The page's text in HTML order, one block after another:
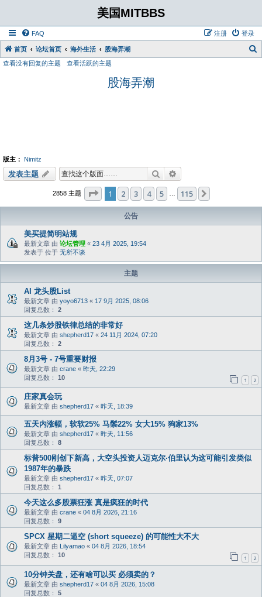
美国MITBBS
FAQ 登录
注册
首页 论坛首页 海外生活 股海弄潮
查看没有回复的主题 查看活跃的主题
股海弄潮
版主： Nimitz
发表主题 搜索
2858 主题 分页：1 115
1 2 3 4 5 115
公告
美买提简明站规
最新文章 由 论坛管理 « 23 4月 2025, 19:54
发表于 位于 无所不谈
主题
AI 龙头股List
最新文章 由 yoyo6713 « 17 9月 2025, 08:06
回复总数： 2
这几条炒股铁律总结的非常好
最新文章 由 shepherd17 « 24 11月 2024, 07:20
回复总数： 2
8月3号 - 7号重要财报
最新文章 由 crane « 昨天, 22:29
回复总数： 10 1 2
庄家真会玩
最新文章 由 shepherd17 « 昨天, 18:39
五天内涨幅，软软25% 马鬃22% 女大15% 狗家13%
最新文章 由 shepherd17 « 昨天, 11:56
回复总数： 8
标普500刚创下新高，大空头投资人迈克尔·伯里认为这可能引发类似
1987年的暴跌
最新文章 由 shepherd17 « 昨天, 07:07
回复总数： 1
今天这么多股票狂涨 真是疯狂的时代
最新文章 由 crane « 04 8月 2026, 21:16
回复总数： 9
SPCX 星期二逼空 (short squeeze) 的可能性大不大
最新文章 由 Lilyamao « 04 8月 2026, 18:54
回复总数： 10 1 2
10分钟关盘，还有啥可以买 必须卖的？
最新文章 由 shepherd17 « 04 8月 2026, 15:08
回复总数： 5